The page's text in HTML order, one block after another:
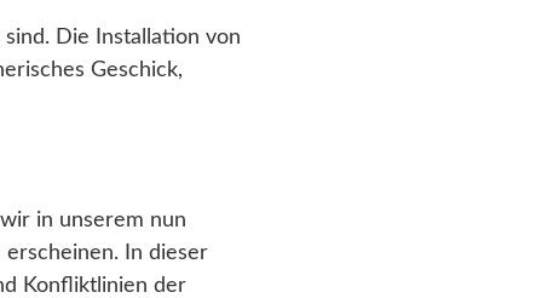
Die Installation von
Geschick,
in unserem nun
In dieser
Konfliktlinien der